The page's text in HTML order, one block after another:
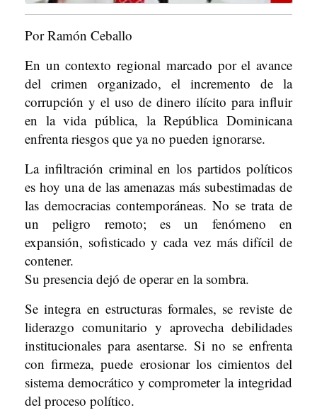
Por Ramón Ceballo
En un contexto regional marcado por el avance
del crimen organizado, el incremento de la
corrupción y el uso de dinero ilícito para influir
en la vida pública, la República Dominicana
enfrenta riesgos que ya no pueden ignorarse.
La infiltración criminal en los partidos políticos
es hoy una de las amenazas más subestimadas de
las democracias contemporáneas. No se trata de
un peligro remoto; es un fenómeno en
expansión, sofisticado y cada vez más difícil de
contener.
Su presencia dejó de operar en la sombra.
Se integra en estructuras formales, se reviste de
liderazgo comunitario y aprovecha debilidades
institucionales para asentarse. Si no se enfrenta
con firmeza, puede erosionar los cimientos del
sistema democrático y comprometer la integridad
del proceso político.